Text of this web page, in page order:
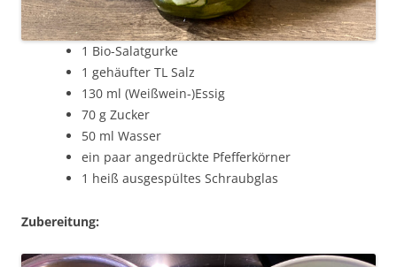
1 Bio-Salatgurke
1 gehäufter TL Salz
130 ml (Weißwein-)Essig
70 g Zucker
50 ml Wasser
ein paar angedrückte Pfefferkörner
1 heiß ausgespültes Schraubglas
Zubereitung: